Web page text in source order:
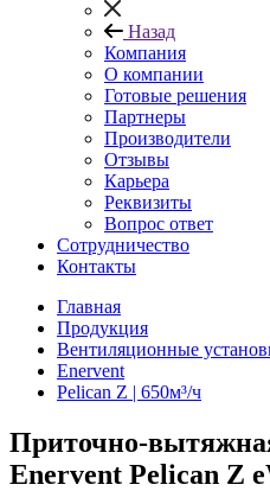
Назад
Компания
О компании
Готовые решения
Партнеры
Производители
Отзывы
Карьера
Реквизиты
Вопрос ответ
Сотрудничество
Контакты
Главная
Продукция
Вентиляционные
Enervent
Pelican Z | 650м³/ч
Приточно-
Enervent Pelican Z